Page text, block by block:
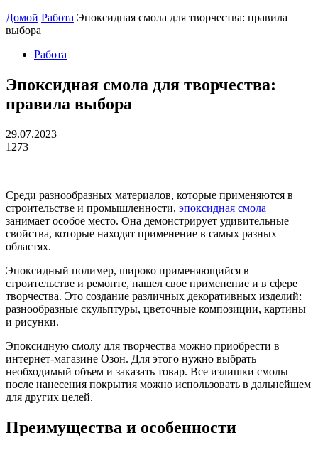
Домой Работа Эпоксидная смола для творчества: правила
выбора
Работа
Эпоксидная смола для творчества:
правила выбора
29.07.2023
1273
Среди разнообразных материалов, которые применяются в
строительстве и промышленности, эпоксидная смола
занимает особое место. Она демонстрирует удивительные
свойства, которые находят применение в самых разных
областях.
Эпоксидный полимер, широко применяющийся в
строительстве и ремонте, нашел свое применение и в сфере
творчества. Это создание различных декоративных изделий:
разнообразные скульптуры, цветочные композиции, картины
и рисунки.
Эпоксидную смолу для творчества можно приобрести в
интернет-магазине Озон. Для этого нужно выбрать
необходимый объем и заказать товар. Все излишки смолы
после нанесения покрытия можно использовать в дальнейшем
для других целей.
Преимущества и особенности